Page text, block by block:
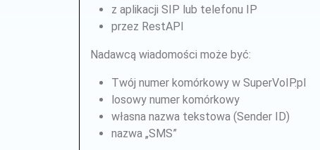
z aplikacji SIP lub telefonu IP
przez RestAPI
Nadawcą wiadomości może być:
Twój numer komórkowy w SuperVoIP.pl
losowy numer komórkowy
własna nazwa tekstowa (Sender ID)
nazwa „SMS”